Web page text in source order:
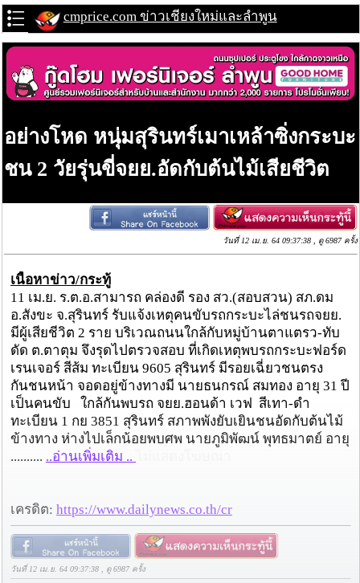
cmprice.com ข่าวเชียงใหม่และลำพูน
อย่างโหด หนุ่มสุรินทร์เมาเหล้าซิ่งกระบะ
ชน 2 วัยรุ่นขี่จยย.อัดกับต้นไม้เสียชีวิต
วันที่ 12 เม.ย. 64 09:37:38 , ดู 6987 ครั้ง
เนื้อหาข่าว/กระทู้
11 เม.ย. ร.ต.อ.สามารถ คล่องดี รอง สว.(สอบสวน) สภ.ดม
อ.สังขะ จ.สุรินทร์ รับแจ้งเหตุคนขับรถกระบะไล่ชนรถจยย.
มีผู้เสียชีวิต 2 ราย บริเวณถนนใกล้กับหมู่บ้านตาแตรว-ทับ
ดัด ต.ตาตุม จึงรุดไปตรวจสอบ ที่เกิดเหตุพบรถกระบะฟอร์ด
เรนเจอร์ สีส้ม ทะเบียน 9605 สุรินทร์ มีรอยเฉี่ยวชนตรง
กันชนหน้า จอดอยู่ข้างทางมี นายธนกรณ์ สมทอง อายุ 31 ปี
เป็นคนขับ ใกล้กันพบรถ จยย.ฮอนด้า เวฟ สีเทา-ดำ
ทะเบียน 1 กย 3851 สุรินทร์ สภาพพังยับเยินชนอัดกับต้นไม้
ข้างทาง ห่างไปเล็กน้อยพบศพ นายภูมิพัฒน์ พุทธมาตย์ อายุ
.......... ..อ่านเพิ่มเติม ..
เครดิต: https://www.dailynews.co.th/cr
วันที่ 12 เม.ย. 64 09:37:38 , ดู 6987 ครั้ง